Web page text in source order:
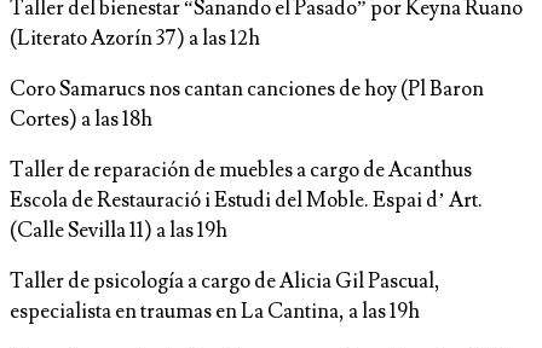
Taller del bienestar “Sanando el Pasado” por Keyna Ruano
(Literato Azorín 37) a las 12h
Coro Samarucs nos cantan canciones de hoy (Pl Baron
Cortes) a las 18h
Taller de reparación de muebles a cargo de Acanthus
Escola de Restauració i Estudi del Moble. Espai d’ Art.
(Calle Sevilla 11) a las 19h
Taller de psicología a cargo de Alicia Gil Pascual,
especialista en traumas en La Cantina, a las 19h